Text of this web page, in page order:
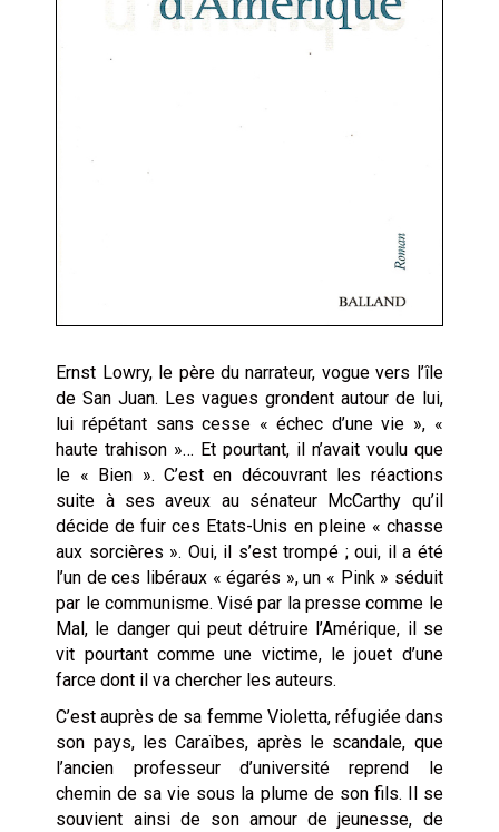
Ernst Lowry, le père du narrateur, vogue vers l’île
de San Juan. Les vagues grondent autour de lui,
lui répétant sans cesse « échec d’une vie », «
haute trahison »… Et pourtant, il n’avait voulu que
le « Bien ». C’est en découvrant les réactions
suite à ses aveux au sénateur McCarthy qu’il
décide de fuir ces Etats-Unis en pleine « chasse
aux sorcières ». Oui, il s’est trompé ; oui, il a été
l’un de ces libéraux « égarés », un « Pink » séduit
par le communisme. Visé par la presse comme le
Mal, le danger qui peut détruire l’Amérique, il se
vit pourtant comme une victime, le jouet d’une
farce dont il va chercher les auteurs.
C’est auprès de sa femme Violetta, réfugiée dans
son pays, les Caraïbes, après le scandale, que
l’ancien professeur d’université reprend le
chemin de sa vie sous la plume de son fils. Il se
souvient ainsi de son amour de jeunesse, de